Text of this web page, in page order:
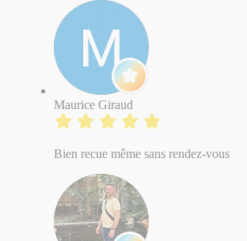
Maurice Giraud
Bien recue même sans rendez-vous